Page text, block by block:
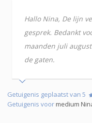
Hallo Nina, De lijn
gesprek. Bedankt
maanden juli
de gaten.
Getuigenis geplaatst van 5
Getuigenis voormedium